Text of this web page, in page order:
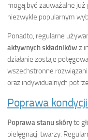
mogą być zauważalne już
niezwykle popularnym
Ponadto, regularne
aktywnych składników z
działanie zostaje
wszechstronne
oraz indywidualnych
Poprawa
Poprawa stanu skóryto
pielęgnacji twarzy.